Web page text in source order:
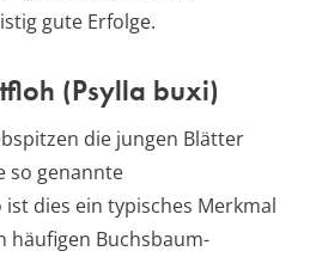
gute Erfolge.
(Psylla buxi)
die jungen Blätter
so genannte
ist dies ein typisches Merkmal
häufigen Buchsbaum-